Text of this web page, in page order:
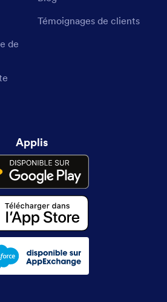
de
Témoignages de clients
Applis